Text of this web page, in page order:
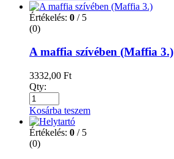
Értékelés: 0 / 5
(0)
A maffia szívében (Maffia 3.)
3332,00 Ft
Qty:
Kosárba teszem
Értékelés: 0 / 5
(0)